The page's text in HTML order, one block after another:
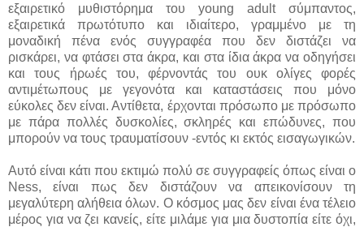
εξαιρετικό μυθιστόρημα του young adult σύμπαντος,
εξαιρετικά πρωτότυπο και ιδιαίτερο, γραμμένο με τη
μοναδική πένα ενός συγγραφέα που δεν διστάζει να
ρισκάρει, να φτάσει στα άκρα, και στα ίδια άκρα να οδηγήσει
και τους ήρωές του, φέρνοντάς του ουκ ολίγες φορές
αντιμέτωπους με γεγονότα και καταστάσεις που μόνο
εύκολες δεν είναι. Αντίθετα, έρχονται πρόσωπο με πρόσωπο
με πάρα πολλές δυσκολίες, σκληρές και επώδυνες, που
μπορούν να τους τραυματίσουν -εντός κι εκτός εισαγωγικών.
Αυτό είναι κάτι που εκτιμώ πολύ σε συγγραφείς όπως είναι ο
Ness, είναι πως δεν διστάζουν να απεικονίσουν τη
μεγαλύτερη αλήθεια όλων. Ο κόσμος μας δεν είναι ένα τέλειο
μέρος για να ζει κανείς, είτε μιλάμε για μια δυστοπία είτε όχι,